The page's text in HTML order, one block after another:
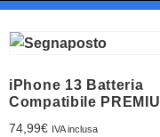
Preventivo
iPhone 13 Batteria
Compatibile
74,99€ IVA inclusa